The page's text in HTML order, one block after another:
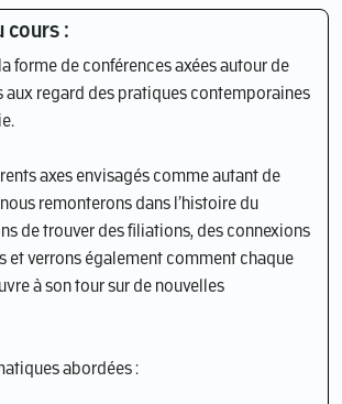
cours :
forme de conférences axées autour de
aux regard des pratiques contemporaines
axes envisagés comme autant de
remonterons dans l’histoire du
de trouver des filiations, des connexions
et verrons également comment chaque
à son tour sur de nouvelles
abordées :